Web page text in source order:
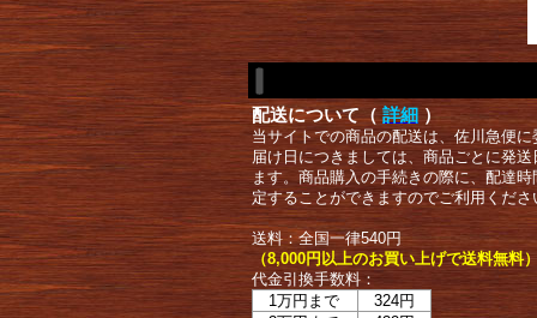
配送について（ 詳細 ）
当サイトでの商品の配送は、佐川急便
届け日につきましては、商品ごとに発
ます。商品購入の手続きの際に、配達
定することができますのでご利用くださ
送料：全国一律540円
（8,000円以上のお買い上げで送料無料
代金引換手数料：
1万円まで
324円